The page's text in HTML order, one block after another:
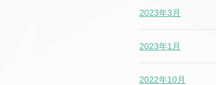
2023年3月
2023年1月
2022年10月